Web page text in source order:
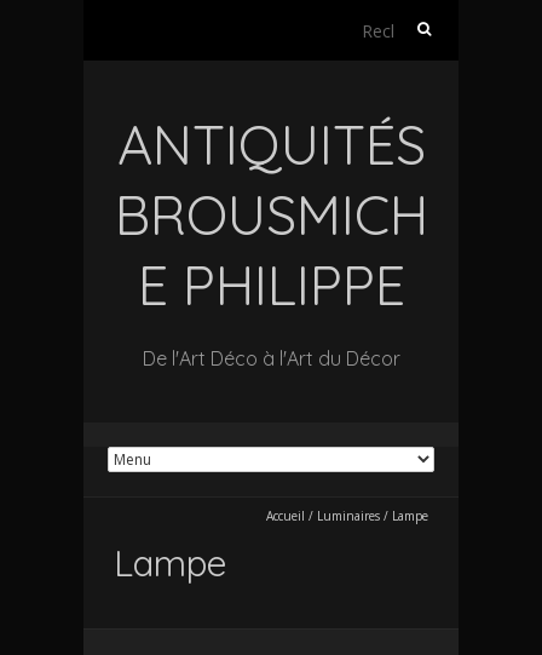
Rechercher :
ANTIQUITÉS
BROUSMICH
E PHILIPPE
De l'Art Déco à l'Art du Décor
Accueil / Luminaires / Lampe
Lampe